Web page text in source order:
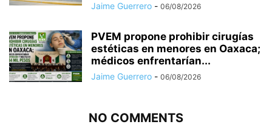
Jaime Guerrero - 06/08/2026
PVEM propone prohibir cirugías
estéticas en menores en Oaxaca;
médicos enfrentarían...
Jaime Guerrero - 06/08/2026
NO COMMENTS